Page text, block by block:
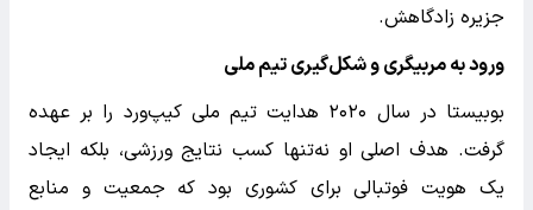
جزیره زادگاهش.
ورود به مربیگری و شکل‌گیری تیم ملی
بوبیستا در سال ۲۰۲۰ هدایت تیم ملی کیپ‌ورد را بر عهده
گرفت. هدف اصلی او نه‌تنها کسب نتایج ورزشی، بلکه ایجاد
یک هویت فوتبالی برای کشوری بود که جمعیت و منابع